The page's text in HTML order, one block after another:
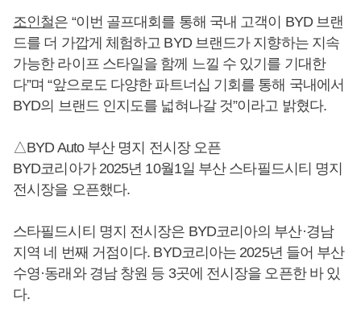
조인철은 “이번 골프대회를 통해 국내 고객이 BYD 브랜
드를 더 가깝게 체험하고 BYD 브랜드가 지향하는 지속
가능한 라이프 스타일을 함께 느낄 수 있기를 기대한
다”며 “앞으로도 다양한 파트너십 기회를 통해 국내에서
BYD의 브랜드 인지도를 넓혀나갈 것”이라고 밝혔다.
△BYD Auto 부산 명지 전시장 오픈
BYD코리아가 2025년 10월1일 부산 스타필드시티 명지
전시장을 오픈했다.
스타필드시티 명지 전시장은 BYD코리아의 부산·경남
지역 네 번째 거점이다. BYD코리아는 2025년 들어 부산
수영·동래와 경남 창원 등 3곳에 전시장을 오픈한 바 있
다.